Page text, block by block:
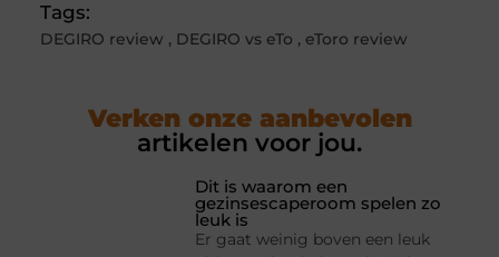
Tags:
DEGIRO review , DEGIRO vs eTo , eToro review
Verken onze aanbevolen
artikelen voor jou.
Dit is waarom een
gezinsescaperoom spelen zo
leuk is
Er gaat weinig boven een leuk